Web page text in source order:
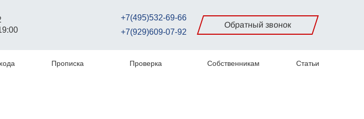
+7(495)532-69-66
+7(929)609-07-92
Обратный звонок
Прописка Проверка Собственникам Статьи